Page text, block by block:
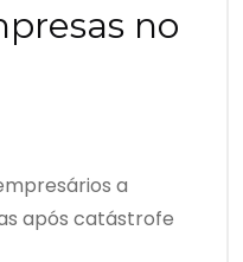
no
a
após catástrofe